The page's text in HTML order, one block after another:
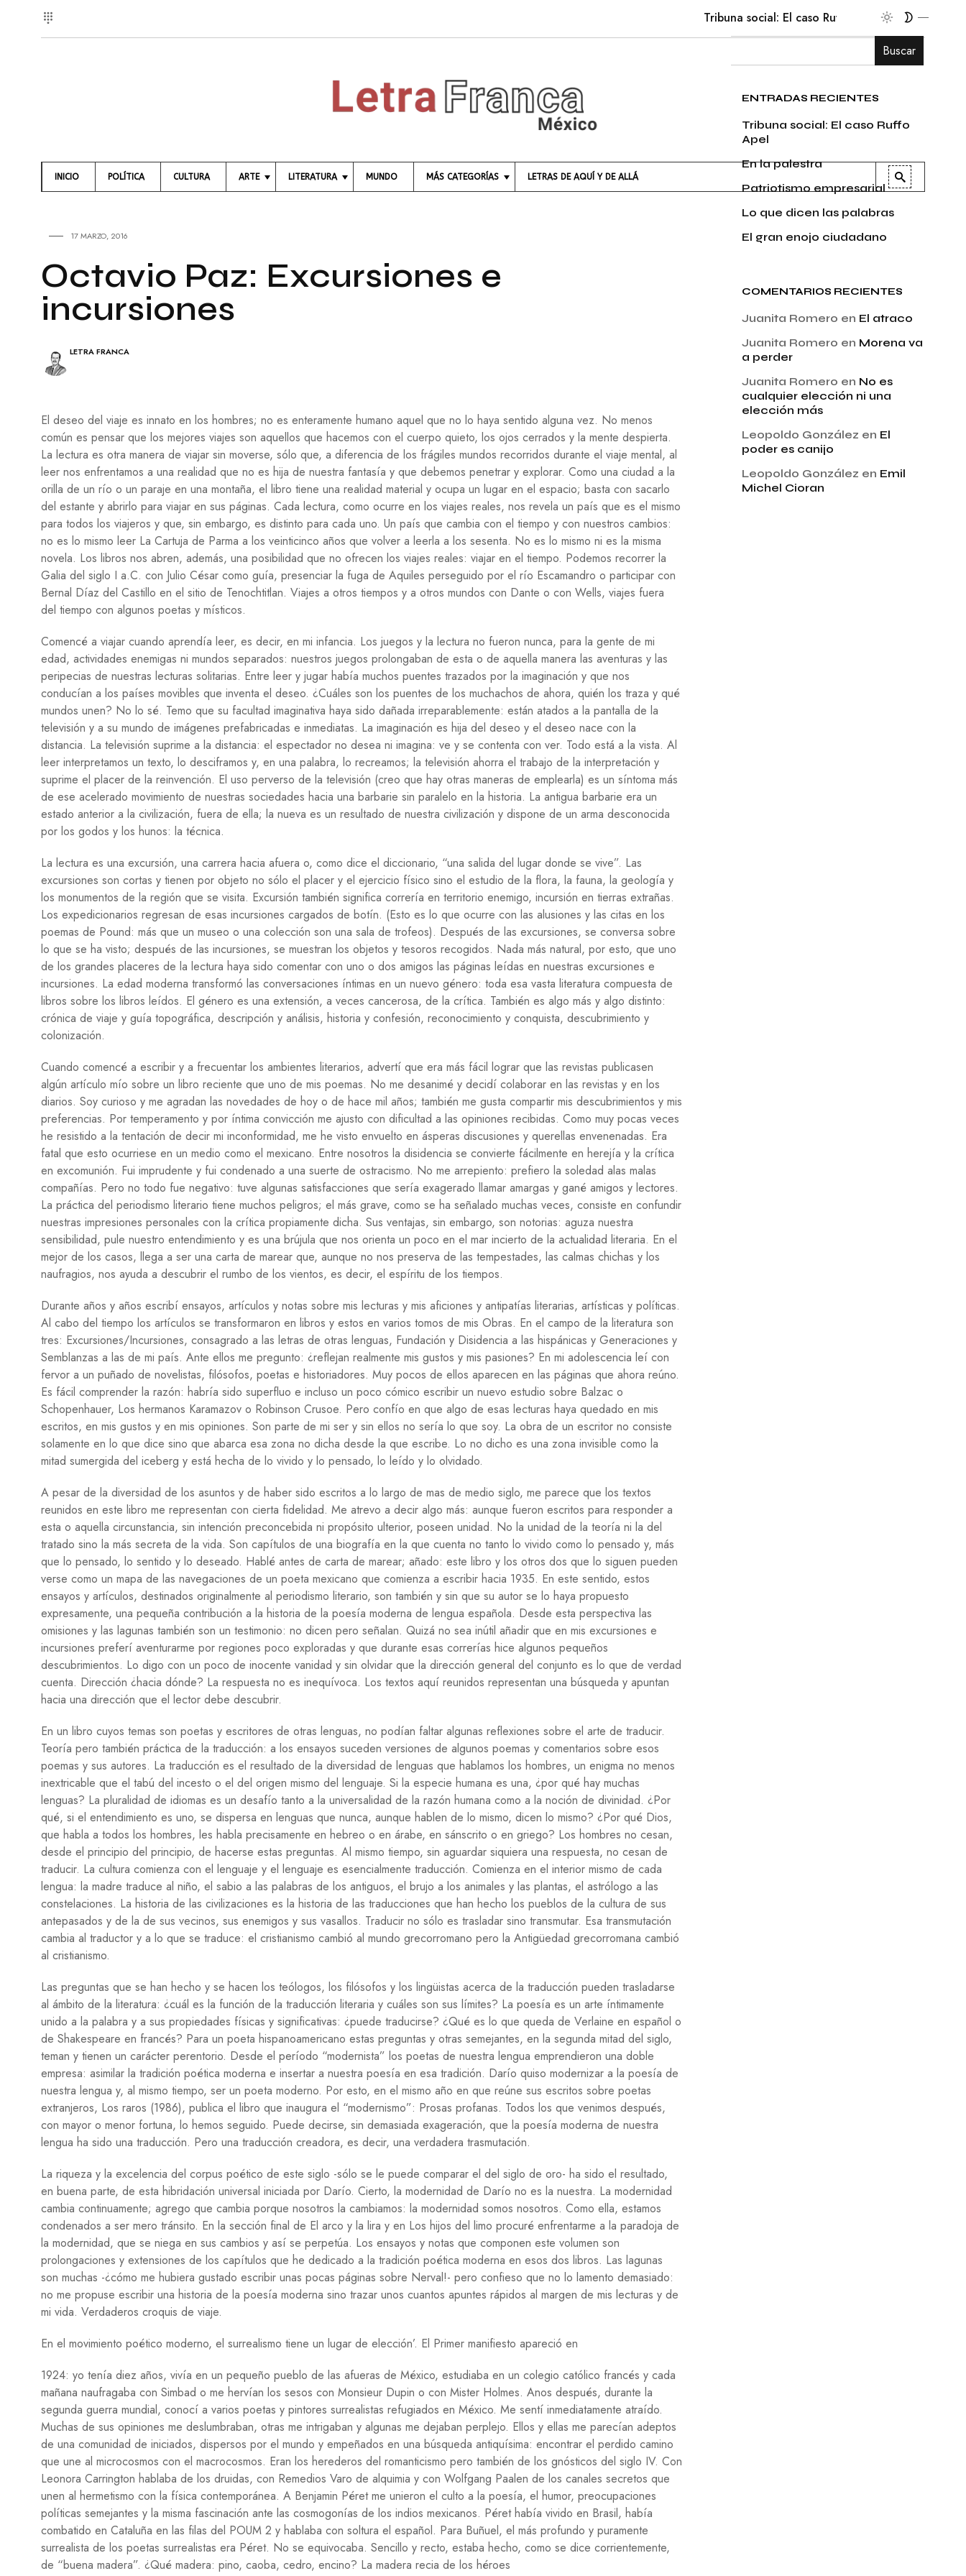
Tribuna social: El caso Ruffo Apel En la palestra
INICIO POLÍTICA CULTURA ARTE
V
I
N
P
I
N
T
U
R
A
T
E
A
R
LITERATURA
S
MUNDO MÁS CATEGORÍAS
I
A
D
U
C
C
I
Ó
N
F
I
L
F
A
H
I
S
T
O
R
A
M
O
A
B
I
E
N
T
E
G
U
M
I
G
A
C
I
N
P
I
C
O
G
Í
A
R
E
L
G
I
Ó
N
A
L
D
S
E
G
U
R
I
A
D
I
E
A
D
T
C
N
O
O
G
Í
LETRAS DE AQUÍ Y DE ALLÁ
17 MARZO, 2016
Octavio Paz: Excursiones e
incursiones
LETRA FRANCA
El deseo del viaje es innato en los hombres; no es enteramente humano aquel que no lo haya sentido alguna vez. No menos
común es pensar que los mejores viajes son aquellos que hacemos con el cuerpo quieto, los ojos cerrados y la mente despierta.
La lectura es otra manera de viajar sin moverse, sólo que, a diferencia de los frágiles mundos recorridos durante el viaje mental, al
leer nos enfrentamos a una realidad que no es hija de nuestra fantasía y que debemos penetrar y explorar. Como una ciudad a la
orilla de un río o un paraje en una montaña, el libro tiene una realidad material y ocupa un lugar en el espacio; basta con sacarlo
del estante y abrirlo para viajar en sus páginas. Cada lectura, como ocurre en los viajes reales, nos revela un país que es el mismo
para todos los viajeros y que, sin embargo, es distinto para cada uno. Un país que cambia con el tiempo y con nuestros cambios:
no es lo mismo leer La Cartuja de Parma a los veinticinco años que volver a leerla a los sesenta. No es lo mismo ni es la misma
novela. Los libros nos abren, además, una posibilidad que no ofrecen los viajes reales: viajar en el tiempo. Podemos recorrer la
Galia del siglo I a.C. con Julio César como guía, presenciar la fuga de Aquiles perseguido por el río Escamandro o participar con
Bernal Díaz del Castillo en el sitio de Tenochtitlan. Viajes a otros tiempos y a otros mundos con Dante o con Wells, viajes fuera
del tiempo con algunos poetas y místicos.
Comencé a viajar cuando aprendía leer, es decir, en mi infancia. Los juegos y la lectura no fueron nunca, para la gente de mi
edad, actividades enemigas ni mundos separados: nuestros juegos prolongaban de esta o de aquella manera las aventuras y las
peripecias de nuestras lecturas solitarias. Entre leer y jugar había muchos puentes trazados por la imaginación y que nos
conducían a los países movibles que inventa el deseo. ¿Cuáles son los puentes de los muchachos de ahora, quién los traza y qué
mundos unen? No lo sé. Temo que su facultad imaginativa haya sido dañada irreparablemente: están atados a la pantalla de la
televisión y a su mundo de imágenes prefabricadas e inmediatas. La imaginación es hija del deseo y el deseo nace con la
distancia. La televisión suprime a la distancia: el espectador no desea ni imagina: ve y se contenta con ver. Todo está a la vista. Al
leer interpretamos un texto, lo desciframos y, en una palabra, lo recreamos; la televisión ahorra el trabajo de la interpretación y
suprime el placer de la reinvención. El uso perverso de la televisión (creo que hay otras maneras de emplearla) es un síntoma más
de ese acelerado movimiento de nuestras sociedades hacia una barbarie sin paralelo en la historia. La antigua barbarie era un
estado anterior a la civilización, fuera de ella; la nueva es un resultado de nuestra civilización y dispone de un arma desconocida
por los godos y los hunos: la técnica.
La lectura es una excursión, una carrera hacia afuera o, como dice el diccionario, “una salida del lugar donde se vive”. Las
excursiones son cortas y tienen por objeto no sólo el placer y el ejercicio físico sino el estudio de la flora, la fauna, la geología y
los monumentos de la región que se visita. Excursión también significa correría en territorio enemigo, incursión en tierras extrañas.
Los expedicionarios regresan de esas incursiones cargados de botín. (Esto es lo que ocurre con las alusiones y las citas en los
poemas de Pound: más que un museo o una colección son una sala de trofeos). Después de las excursiones, se conversa sobre
lo que se ha visto; después de las incursiones, se muestran los objetos y tesoros recogidos. Nada más natural, por esto, que uno
de los grandes placeres de la lectura haya sido comentar con uno o dos amigos las páginas leídas en nuestras excursiones e
incursiones. La edad moderna transformó las conversaciones íntimas en un nuevo género: toda esa vasta literatura compuesta de
libros sobre los libros leídos. El género es una extensión, a veces cancerosa, de la crítica. También es algo más y algo distinto:
crónica de viaje y guía topográfica, descripción y análisis, historia y confesión, reconocimiento y conquista, descubrimiento y
colonización.
Cuando comencé a escribir y a frecuentar los ambientes literarios, advertí que era más fácil lograr que las revistas publicasen
algún artículo mío sobre un libro reciente que uno de mis poemas. No me desanimé y decidí colaborar en las revistas y en los
diarios. Soy curioso y me agradan las novedades de hoy o de hace mil años; también me gusta compartir mis descubrimientos y mis
preferencias. Por temperamento y por íntima convicción me ajusto con dificultad a las opiniones recibidas. Como muy pocas veces
he resistido a la tentación de decir mi inconformidad, me he visto envuelto en ásperas discusiones y querellas envenenadas. Era
fatal que esto ocurriese en un medio como el mexicano. Entre nosotros la disidencia se convierte fácilmente en herejía y la crítica
en excomunión. Fui imprudente y fui condenado a una suerte de ostracismo. No me arrepiento: prefiero la soledad alas malas
compañías. Pero no todo fue negativo: tuve algunas satisfacciones que sería exagerado llamar amargas y gané amigos y lectores.
La práctica del periodismo literario tiene muchos peligros; el más grave, como se ha señalado muchas veces, consiste en confundir
nuestras impresiones personales con la crítica propiamente dicha. Sus ventajas, sin embargo, son notorias: aguza nuestra
sensibilidad, pule nuestro entendimiento y es una brújula que nos orienta un poco en el mar incierto de la actualidad literaria. En el
mejor de los casos, llega a ser una carta de marear que, aunque no nos preserva de las tempestades, las calmas chichas y los
naufragios, nos ayuda a descubrir el rumbo de los vientos, es decir, el espíritu de los tiempos.
Durante años y años escribí ensayos, artículos y notas sobre mis lecturas y mis aficiones y antipatías literarias, artísticas y políticas.
Al cabo del tiempo los artículos se transformaron en libros y estos en varios tomos de mis Obras. En el campo de la literatura son
tres: Excursiones/Incursiones, consagrado a las letras de otras lenguas, Fundación y Disidencia a las hispánicas y Generaciones y
Semblanzas a las de mi país. Ante ellos me pregunto: ¿reflejan realmente mis gustos y mis pasiones? En mi adolescencia leí con
fervor a un puñado de novelistas, filósofos, poetas e historiadores. Muy pocos de ellos aparecen en las páginas que ahora reúno.
Es fácil comprender la razón: habría sido superfluo e incluso un poco cómico escribir un nuevo estudio sobre Balzac o
Schopenhauer, Los hermanos Karamazov o Robinson Crusoe. Pero confío en que algo de esas lecturas haya quedado en mis
escritos, en mis gustos y en mis opiniones. Son parte de mi ser y sin ellos no sería lo que soy. La obra de un escritor no consiste
solamente en lo que dice sino que abarca esa zona no dicha desde la que escribe. Lo no dicho es una zona invisible como la
mitad sumergida del iceberg y está hecha de lo vivido y lo pensado, lo leído y lo olvidado.
A pesar de la diversidad de los asuntos y de haber sido escritos a lo largo de mas de medio siglo, me parece que los textos
reunidos en este libro me representan con cierta fidelidad. Me atrevo a decir algo más: aunque fueron escritos para responder a
esta o aquella circunstancia, sin intención preconcebida ni propósito ulterior, poseen unidad. No la unidad de la teoría ni la del
tratado sino la más secreta de la vida. Son capítulos de una biografía en la que cuenta no tanto lo vivido como lo pensado y, más
que lo pensado, lo sentido y lo deseado. Hablé antes de carta de marear; añado: este libro y los otros dos que lo siguen pueden
verse como un mapa de las navegaciones de un poeta mexicano que comienza a escribir hacia 1935. En este sentido, estos
ensayos y artículos, destinados originalmente al periodismo literario, son también y sin que su autor se lo haya propuesto
expresamente, una pequeña contribución a la historia de la poesía moderna de lengua española. Desde esta perspectiva las
omisiones y las lagunas también son un testimonio: no dicen pero señalan. Quizá no sea inútil añadir que en mis excursiones e
incursiones preferí aventurarme por regiones poco exploradas y que durante esas correrías hice algunos pequeños
descubrimientos. Lo digo con un poco de inocente vanidad y sin olvidar que la dirección general del conjunto es lo que de verdad
cuenta. Dirección ¿hacia dónde? La respuesta no es inequívoca. Los textos aquí reunidos representan una búsqueda y apuntan
hacia una dirección que el lector debe descubrir.
En un libro cuyos temas son poetas y escritores de otras lenguas, no podían faltar algunas reflexiones sobre el arte de traducir.
Teoría pero también práctica de la traducción: a los ensayos suceden versiones de algunos poemas y comentarios sobre esos
poemas y sus autores. La traducción es el resultado de la diversidad de lenguas que hablamos los hombres, un enigma no menos
inextricable que el tabú del incesto o el del origen mismo del lenguaje. Si la especie humana es una, ¿por qué hay muchas
lenguas? La pluralidad de idiomas es un desafío tanto a la universalidad de la razón humana como a la noción de divinidad. ¿Por
qué, si el entendimiento es uno, se dispersa en lenguas que nunca, aunque hablen de lo mismo, dicen lo mismo? ¿Por qué Dios,
que habla a todos los hombres, les habla precisamente en hebreo o en árabe, en sánscrito o en griego? Los hombres no cesan,
desde el principio del principio, de hacerse estas preguntas. Al mismo tiempo, sin aguardar siquiera una respuesta, no cesan de
traducir. La cultura comienza con el lenguaje y el lenguaje es esencialmente traducción. Comienza en el interior mismo de cada
lengua: la madre traduce al niño, el sabio a las palabras de los antiguos, el brujo a los animales y las plantas, el astrólogo a las
constelaciones. La historia de las civilizaciones es la historia de las traducciones que han hecho los pueblos de la cultura de sus
antepasados y de la de sus vecinos, sus enemigos y sus vasallos. Traducir no sólo es trasladar sino transmutar. Esa transmutación
cambia al traductor y a lo que se traduce: el cristianismo cambió al mundo grecorromano pero la Antigüedad grecorromana cambió
al cristianismo.
Las preguntas que se han hecho y se hacen los teólogos, los filósofos y los lingüistas acerca de la traducción pueden trasladarse
al ámbito de la literatura: ¿cuál es la función de la traducción literaria y cuáles son sus límites? La poesía es un arte íntimamente
unido a la palabra y a sus propiedades físicas y significativas: ¿puede traducirse? ¿Qué es lo que queda de Verlaine en español o
de Shakespeare en francés? Para un poeta hispanoamericano estas preguntas y otras semejantes, en la segunda mitad del siglo,
teman y tienen un carácter perentorio. Desde el período “modernista” los poetas de nuestra lengua emprendieron una doble
empresa: asimilar la tradición poética moderna e insertar a nuestra poesía en esa tradición. Darío quiso modernizar a la poesía de
nuestra lengua y, al mismo tiempo, ser un poeta moderno. Por esto, en el mismo año en que reúne sus escritos sobre poetas
extranjeros, Los raros (1986), publica el libro que inaugura el “modernismo”: Prosas profanas. Todos los que venimos después,
con mayor o menor fortuna, lo hemos seguido. Puede decirse, sin demasiada exageración, que la poesía moderna de nuestra
lengua ha sido una traducción. Pero una traducción creadora, es decir, una verdadera trasmutación.
La riqueza y la excelencia del corpus poético de este siglo -sólo se le puede comparar el del siglo de oro- ha sido el resultado,
en buena parte, de esta hibridación universal iniciada por Darío. Cierto, la modernidad de Darío no es la nuestra. La modernidad
cambia continuamente; agrego que cambia porque nosotros la cambiamos: la modernidad somos nosotros. Como ella, estamos
condenados a ser mero tránsito. En la sección final de El arco y la lira y en Los hijos del limo procuré enfrentarme a la paradoja de
la modernidad, que se niega en sus cambios y así se perpetúa. Los ensayos y notas que componen este volumen son
prolongaciones y extensiones de los capítulos que he dedicado a la tradición poética moderna en esos dos libros. Las lagunas
son muchas -¿cómo me hubiera gustado escribir unas pocas páginas sobre Nerval!- pero confieso que no lo lamento demasiado:
no me propuse escribir una historia de la poesía moderna sino trazar unos cuantos apuntes rápidos al margen de mis lecturas y de
mi vida. Verdaderos croquis de viaje.
En el movimiento poético moderno, el surrealismo tiene un lugar de elección’. El Primer manifiesto apareció en
1924: yo tenía diez años, vivía en un pequeño pueblo de las afueras de México, estudiaba en un colegio católico francés y cada
mañana naufragaba con Simbad o me hervían los sesos con Monsieur Dupin o con Mister Holmes. Anos después, durante la
segunda guerra mundial, conocí a varios poetas y pintores surrealistas refugiados en México. Me sentí inmediatamente atraído.
Muchas de sus opiniones me deslumbraban, otras me intrigaban y algunas me dejaban perplejo. Ellos y ellas me parecían adeptos
de una comunidad de iniciados, dispersos por el mundo y empeñados en una búsqueda antiquísima: encontrar el perdido camino
que une al microcosmos con el macrocosmos. Eran los herederos del romanticismo pero también de los gnósticos del siglo IV. Con
Leonora Carrington hablaba de los druidas, con Remedios Varo de alquimia y con Wolfgang Paalen de los canales secretos que
unen al hermetismo con la física contemporánea. A Benjamin Péret me unieron el culto a la poesía, el humor, preocupaciones
políticas semejantes y la misma fascinación ante las cosmogonías de los indios mexicanos. Péret había vivido en Brasil, había
combatido en Cataluña en las filas del POUM 2 y hablaba con soltura el español. Para Buñuel, el más profundo y puramente
surrealista de los poetas surrealistas era Péret. No se equivocaba. Sencillo y recto, estaba hecho, como se dice corrientemente,
de “buena madera”. ¿Qué madera: pino, caoba, cedro, encino? La madera recia de los héroes
Buscar
ENTRADAS RECIENTES
Tribuna social: El caso Ruffo
Apel
En la palestra
Patriotismo empresarial
Lo que dicen las palabras
El gran enojo ciudadano
COMENTARIOS RECIENTES
Juanita Romero en El atraco
Juanita Romero en Morena va
a perder
Juanita Romero en No es
cualquier elección ni una
elección más
Leopoldo González en El
poder es canijo
Leopoldo González en Emil
Michel Cioran